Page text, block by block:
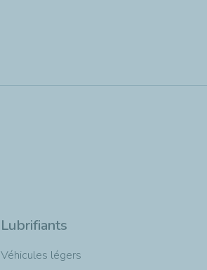
Lubrifiants
Véhicules légers